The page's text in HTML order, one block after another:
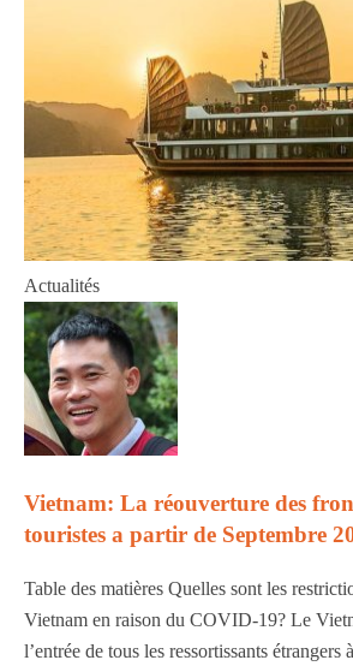
Actualités
Vietnam: La réouverture des
touristes a partir de Septembre
Table des matières Quelles sont les
Vietnam en raison du COVID-19? Le
l’entrée de tous les ressortissants étrangers